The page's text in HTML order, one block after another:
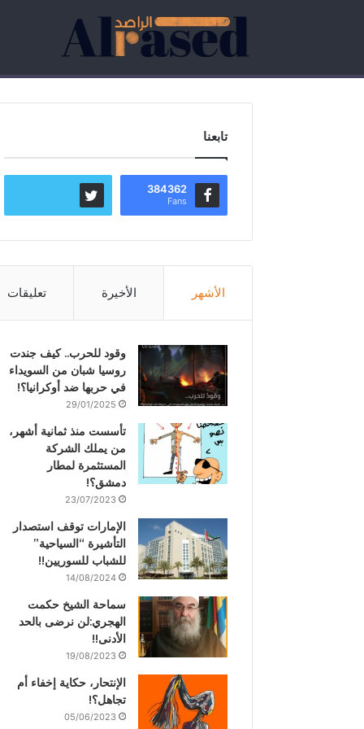
تابعنا
384362
Fans
الأشهر الأخيرة تعليقات
وقود للحرب.. كيف جندت
روسيا شبان من السويداء
في حربها ضد أوكرانيا؟!
29/01/2025
تأسست منذ ثمانية أشهر،
من يملك الشركة
المستثمرة لمطار
دمشق؟!
23/07/2023
الإمارات توقف استصدار
التأشيرة “السياحية”
للشباب للسوريين!!
14/08/2024
سماحة الشيخ حكمت
الهجري:لن نرضى بالحد
الأدنى!!
19/08/2023
الإنتحار، حكاية إخفاء أم
تجاهل؟!
05/06/2023